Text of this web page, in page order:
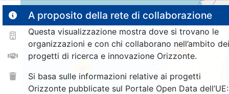
A proposito della rete di collaborazione
Questa visualizzazione mostra dove si trovano le
organizzazioni e con chi collaborano nell’ambito dei
progetti di ricerca e innovazione Orizzonte.
Si basa sulle informazioni relative ai progetti
Orizzonte pubblicate sul Portale Open Data dell’UE:
187